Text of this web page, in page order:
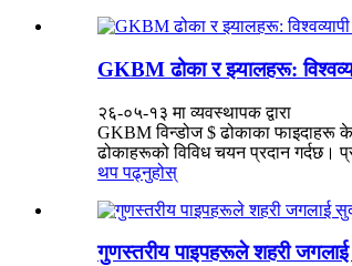
GKBM ढोका र झ्यालहरू:
२६-०५-१३ मा व्यवस्थापक द्वारा
GKBM विन्डोज $ ढोकाका फाइदाहरू
ढोकाहरूको विविध चयन प्रदान गर्दछ।
थप पढ्नुहोस्
गुणस्तरीय पाइपहरूले शहरी